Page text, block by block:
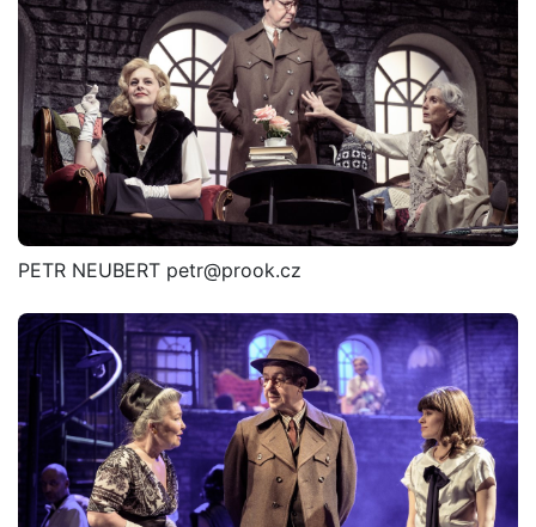
PETR NEUBERT petr@prook.cz